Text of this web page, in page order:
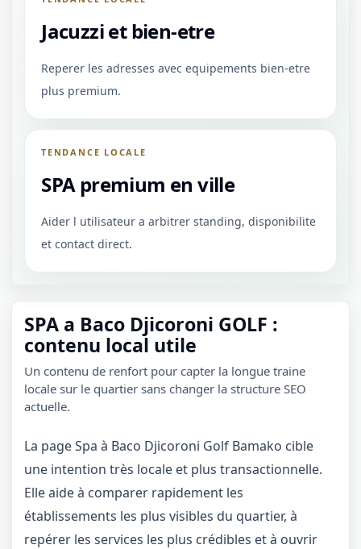
Jacuzzi et bien-etre
Reperer les adresses avec equipements bien-etre
plus premium.
TENDANCE LOCALE
SPA premium en ville
Aider l utilisateur a arbitrer standing, disponibilite
et contact direct.
SPA a Baco Djicoroni GOLF :
contenu local utile
Un contenu de renfort pour capter la longue traine
locale sur le quartier sans changer la structure SEO
actuelle.
La page Spa à Baco Djicoroni Golf Bamako cible
une intention très locale et plus transactionnelle.
Elle aide à comparer rapidement les
établissements les plus visibles du quartier, à
repérer les services les plus crédibles et à ouvrir